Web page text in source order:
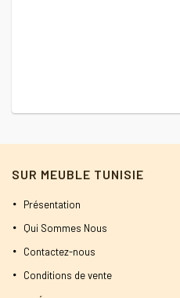
SUR MEUBLE TUNISIE
Présentation
Qui Sommes Nous
Contactez-nous
Conditions de vente